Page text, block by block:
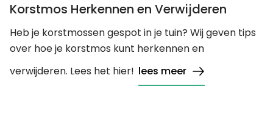
Korstmos Herkennen en Verwijderen
Heb je korstmossen gespot in je tuin? Wij geven tips
over hoe je korstmos kunt herkennen en
verwijderen. Lees het hier! lees meer